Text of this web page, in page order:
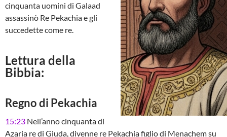
cinquanta uomini di Galaad
assassinò Re Pekachia e gli
succedette come re.
Lettura della
Bibbia:
Regno di Pekachia
15:23 Nell’anno cinquanta di
Azaria re di Giuda, divenne re Pekachia figlio di Menachem su